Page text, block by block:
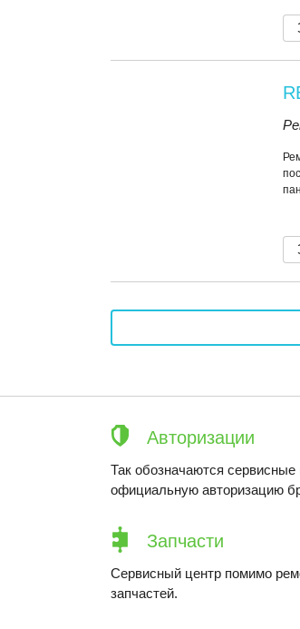
Авторизации
Так обозначаются
официальную авторизацию
Запчасти
Сервисный центр помимо
запчастей.